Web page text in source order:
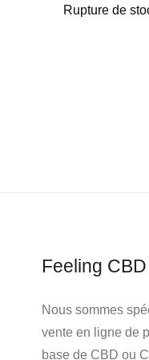
Rupture de
Feeling CBD
Nous sommes
vente en ligne de
base de CBD ou